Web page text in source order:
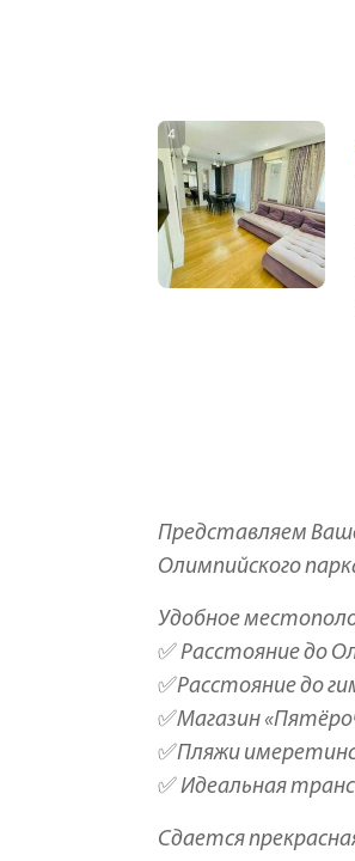
4
Представляем
Олимпийского
Удобное
✅ Расстояние до
✅Расстояние до
✅Магазин
✅Пляжи
✅ Идеальная
Сдается